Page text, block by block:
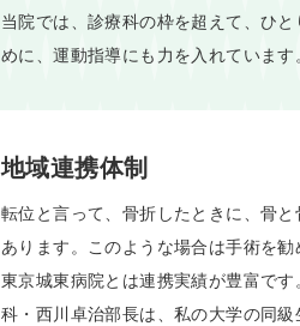
当院では、診療科の枠を超えて、ひ
めに、運動指導にも力を入れていま
地域連携体制
転位と言って、骨折したときに、骨
あります。このような場合は手術を勧
東京城東病院とは連携実績が豊富で
科・西川卓治部長は、私の大学の同